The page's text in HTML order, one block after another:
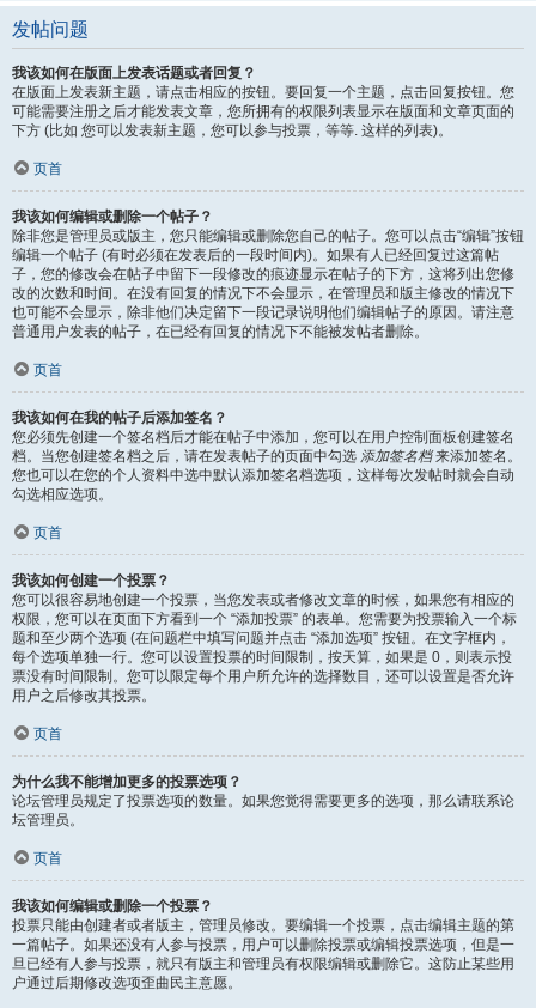
发帖问题
我该如何在版面上发表话题或者回复？
在版面上发表新主题，请点击相应的按钮。要回复一个主题，点击回复按钮。您
可能需要注册之后才能发表文章，您所拥有的权限列表显示在版面和文章页面的
下方 (比如 您可以发表新主题，您可以参与投票，等等. 这样的列表)。
页首
我该如何编辑或删除一个帖子？
除非您是管理员或版主，您只能编辑或删除您自己的帖子。您可以点击“编辑”按钮
编辑一个帖子 (有时必须在发表后的一段时间内)。如果有人已经回复过这篇帖
子，您的修改会在帖子中留下一段修改的痕迹显示在帖子的下方，这将列出您修
改的次数和时间。在没有回复的情况下不会显示，在管理员和版主修改的情况下
也可能不会显示，除非他们决定留下一段记录说明他们编辑帖子的原因。请注意
普通用户发表的帖子，在已经有回复的情况下不能被发帖者删除。
页首
我该如何在我的帖子后添加签名？
您必须先创建一个签名档后才能在帖子中添加，您可以在用户控制面板创建签名
档。当您创建签名档之后，请在发表帖子的页面中勾选 添加签名档来添加签名。
您也可以在您的个人资料中选中默认添加签名档选项，这样每次发帖时就会自动
勾选相应选项。
页首
我该如何创建一个投票？
您可以很容易地创建一个投票，当您发表或者修改文章的时候，如果您有相应的
权限，您可以在页面下方看到一个 “添加投票” 的表单。您需要为投票输入一个标
题和至少两个选项 (在问题栏中填写问题并点击 “添加选项” 按钮。在文字框内，
每个选项单独一行。您可以设置投票的时间限制，按天算，如果是 0，则表示投
票没有时间限制。您可以限定每个用户所允许的选择数目，还可以设置是否允许
用户之后修改其投票。
页首
为什么我不能增加更多的投票选项？
论坛管理员规定了投票选项的数量。如果您觉得需要更多的选项，那么请联系论
坛管理员。
页首
我该如何编辑或删除一个投票？
投票只能由创建者或者版主，管理员修改。要编辑一个投票，点击编辑主题的第
一篇帖子。如果还没有人参与投票，用户可以删除投票或编辑投票选项，但是一
旦已经有人参与投票，就只有版主和管理员有权限编辑或删除它。这防止某些用
户通过后期修改选项歪曲民主意愿。